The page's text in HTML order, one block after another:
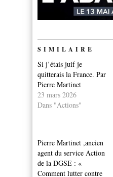
SIMILAIRE
Si j’étais juif je
quitterais la France. Par
Pierre Martinet
23 mars 2026
Dans "Actions"
Pierre Martinet ,ancien
agent du service Action
de la DGSE : «
Comment lutter contre